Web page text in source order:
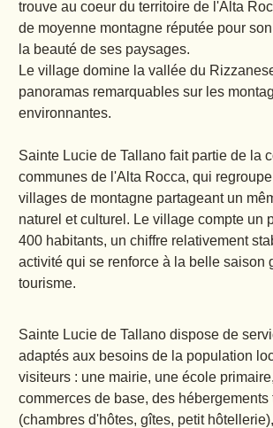
trouve au coeur du territoire de l'Alta
de moyenne montagne réputée pour
la beauté de ses paysages.
Le village domine la vallée du
panoramas remarquables sur les
environnantes.
Sainte Lucie de Tallano fait partie de la
communes de l'Alta Rocca, qui
villages de montagne partageant un
naturel et culturel. Le village compte un
400 habitants, un chiffre relativement
activité qui se renforce à la belle saison
tourisme.
Sainte Lucie de Tallano dispose de
adaptés aux besoins de la population
visiteurs : une mairie, une école
commerces de base, des hébergements
(chambres d'hôtes, gîtes, petit